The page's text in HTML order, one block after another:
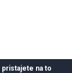
pristajete na to